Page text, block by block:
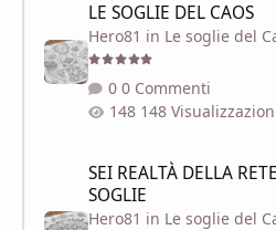
LE SOGLIE DEL CAOS
Hero81 in Le soglie del
0 Commenti
148
SEI REALTÀ DELLA
SOGLIE
Hero81 in Le soglie del